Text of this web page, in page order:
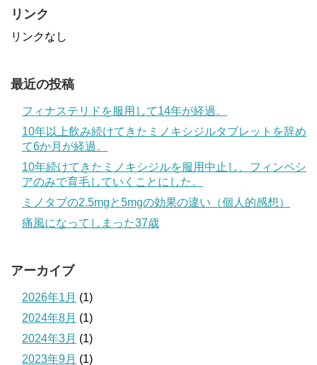
リンク
リンクなし
最近の投稿
フィナステリドを服用して14年が経過。
10年以上飲み続けてきたミノキシジルタブレットを辞め
て6か月が経過。
10年続けてきたミノキシジルを服用中止し、フィンペシ
アのみで育毛していくことにした。
ミノタブの2.5mgと5mgの効果の違い（個人的感想）
痛風になってしまった37歳
アーカイブ
2026年1月 (1)
2024年8月 (1)
2024年3月 (1)
2023年9月 (1)